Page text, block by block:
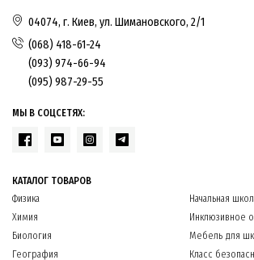
04074, г. Киев, ул. Шимановского, 2/1
(068) 418-61-24
(093) 974-66-94
(095) 987-29-55
МЫ В СОЦСЕТЯХ:
КАТАЛОГ ТОВАРОВ
Физика
Химия
Биология
География
Начальная
Инклюзивное
Мебель для
Класс